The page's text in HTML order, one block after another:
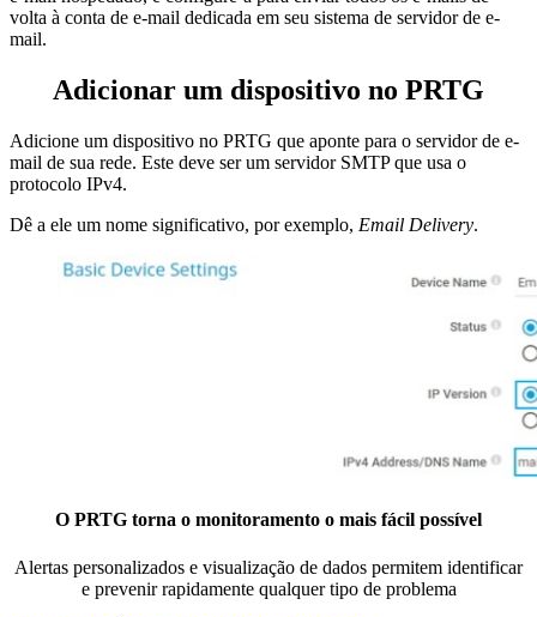
volta à conta de e-mail dedicada em seu sistema de servidor de e-
mail.
Adicionar um dispositivo no PRTG
Adicione um dispositivo no PRTG que aponte para o servidor de e-
mail de sua rede. Este deve ser um servidor SMTP que usa o
protocolo IPv4.
Dê a ele um nome significativo, por exemplo, Email Delivery.
O PRTG torna o monitoramento o mais fácil possível
Alertas personalizados e visualização de dados permitem identificar
e prevenir rapidamente qualquer tipo de problema